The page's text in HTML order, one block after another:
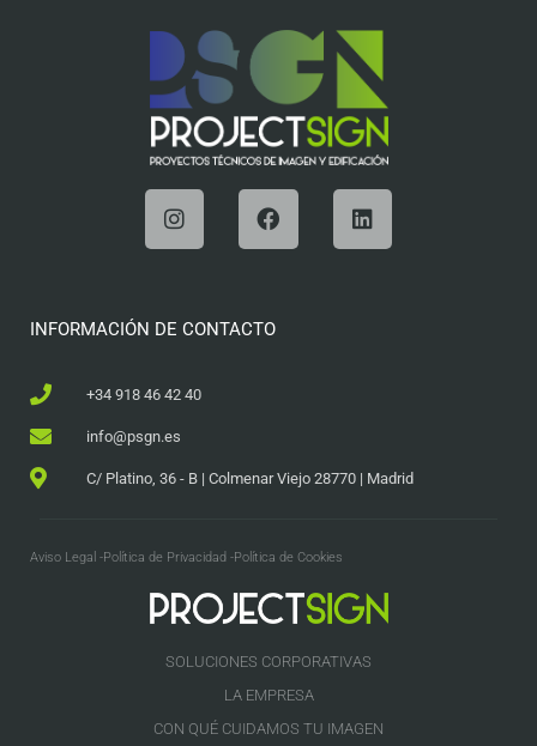
INFORMACIÓN DE CONTACTO
+34 918 46 42 40
info@psgn.es
C/ Platino, 36 - B | Colmenar Viejo 28770 | Madrid
Aviso Legal -Política de Privacidad -Política de Cookies
SOLUCIONES CORPORATIVAS
LA EMPRESA
CON QUÉ CUIDAMOS TU IMAGEN